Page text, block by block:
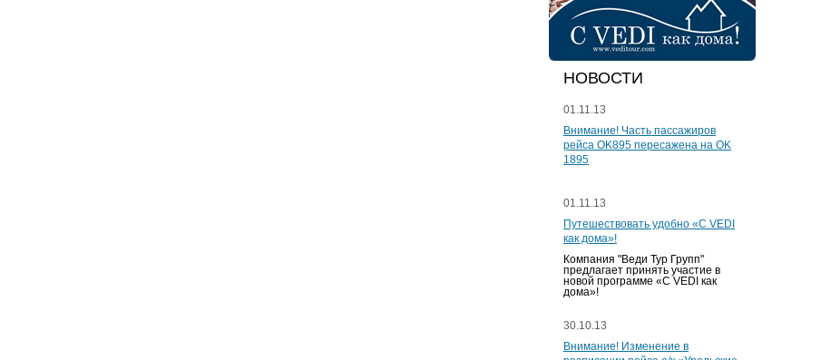
НОВОСТИ
01.11.13
Внимание! Часть пассажиров
рейса OK895 пересажена на OK
1895
01.11.13
Путешествовать удобно «C VEDI
как дома»!
Компания "Веди Тур Групп"
предлагает принять участие в
новой программе «C VEDI как
дома»!
30.10.13
Внимание! Изменение в